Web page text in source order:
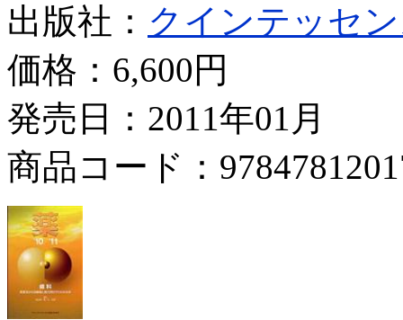
出版社： クインテッセ
価格： 6,600円
発売日：2011年01月
商品コード：